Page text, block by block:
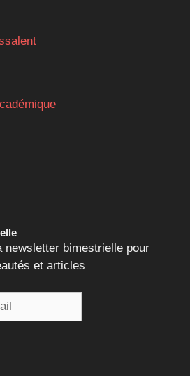
newsletter bimestrielle pour
et articles